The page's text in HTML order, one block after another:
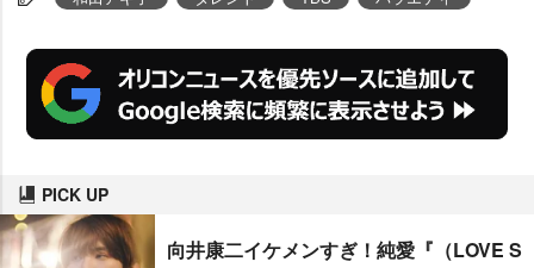
PICK UP
向井康二イケメンすぎ！純愛『（LOVE S